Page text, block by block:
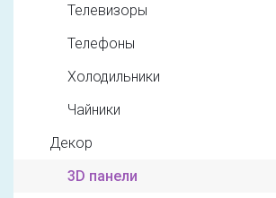
Телевизоры
Телефоны
Холодильники
Чайники
Декор
3D панели